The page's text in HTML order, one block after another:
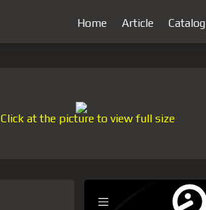
Home Article Catalog
Click at the picture to view full size